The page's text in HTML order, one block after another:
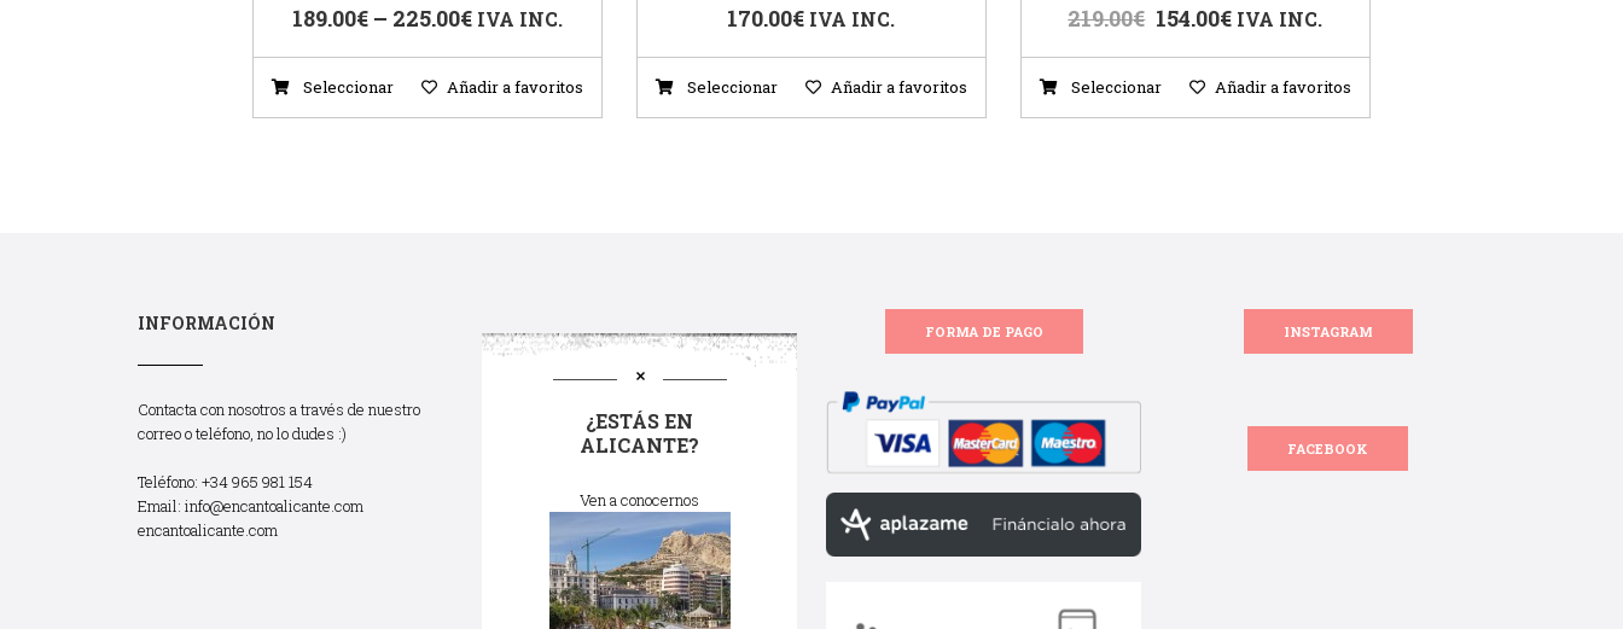
189.00€ – 225.00€ IVA INC.
Seleccionar Añadir a favoritos
170.00€ IVA INC.
Seleccionar Añadir a favoritos
219.00€ 154.00€ IVA INC.
Seleccionar Añadir a favoritos
INFORMACIÓN
Contacta con nosotros a través de nuestro
correo o teléfono, no lo dudes :)
Teléfono: +34 965 981 154
Email: info@encantoalicante.com
encantoalicante.com
¿ESTÁS EN
ALICANTE?
Ven a conocernos
FORMA DE PAGO INSTAGRAM
FACEBOOK